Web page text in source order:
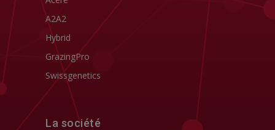
A2A2
Hybrid
GrazingPro
Swissgenetics
La société